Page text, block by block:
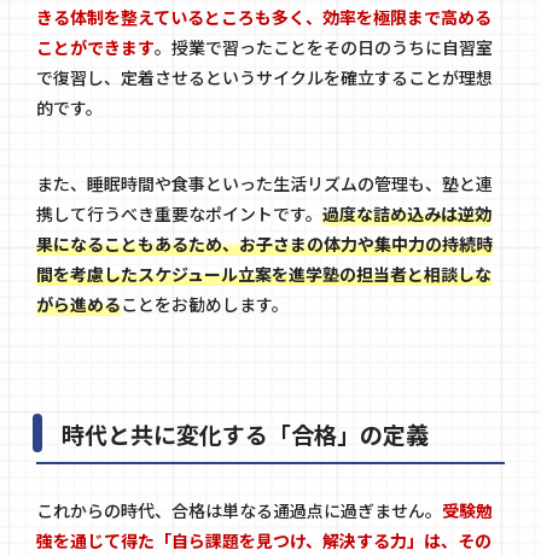
きる体制を整えているところも多く、効率を極限まで高める
ことができます。授業で習ったことをその日のうちに自習室
で復習し、定着させるというサイクルを確立することが理想
的です。
また、睡眠時間や食事といった生活リズムの管理も、塾と連
携して行うべき重要なポイントです。 過度な詰め込みは逆効
果になることもあるため、お子さまの体力や集中力の持続時
間を考慮したスケジュール立案を進学塾の担当者と相談しな
がら進めることをお勧めします。
時代と共に変化する「合格」の定義
これからの時代、合格は単なる通過点に過ぎません。 受験勉
強を通じて得た「自ら課題を見つけ、解決する力」は、その